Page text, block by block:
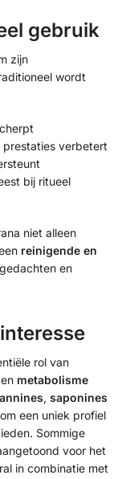
gebruik
zijn
wordt
prestaties verbetert
bij ritueel
niet alleen
reinigende en
en
rol van
en metabolisme
, saponines
een uniek profiel
Sommige
voor het
in combinatie met